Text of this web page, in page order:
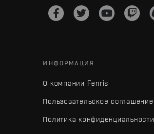
ИНФОРМАЦИЯ
О компании Fenris
Пользовательское соглашение
Политика конфиденциальности